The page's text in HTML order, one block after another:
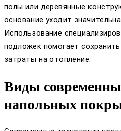
полы или деревянные
основание уходит
Использование
подложек помогает
затраты на отопление.
Виды
напольных